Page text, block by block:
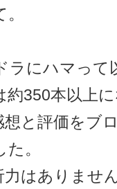
ラにハマって
約350本以上
想と評価をブ
。
力はありませ